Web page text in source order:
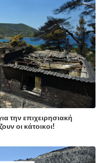
την επιχειρησιακή
οι κάτοικοι!